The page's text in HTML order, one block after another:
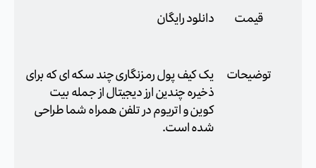
قیمت دانلود رایگان
توضیحات
یک کیف پول رمزنگاری چند سکه ای که برای
ذخیره چندین ارز دیجیتال از جمله بیت
کوین و اتریوم در تلفن همراه شما طراحی
شده است.